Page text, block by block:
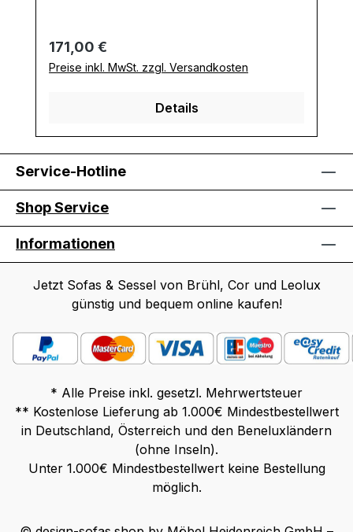
Regulärer Preis:
171,00 €
Preise inkl. MwSt. zzgl. Versandkosten
Details
Service-Hotline
Shop Service
Informationen
Jetzt Sofas & Sessel von Brühl, Cor und Leolux
günstig und bequem online kaufen!
* Alle Preise inkl. gesetzl. Mehrwertsteuer
** Kostenlose Lieferung ab 1.000€ Mindestbestellwert
in Deutschland, Österreich und den Beneluxländern
(ohne Inseln).
Unter 1.000€ Mindestbestellwert keine Bestellung
möglich.